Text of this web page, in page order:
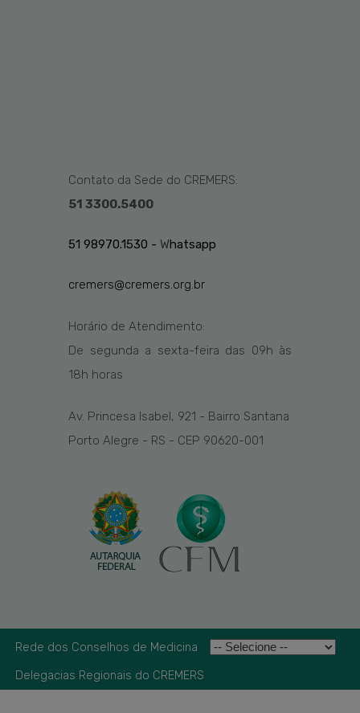
Contato da Sede do CREMERS:
51 3300.5400
51 98970.1530 - Whatsapp
cremers@cremers.org.br
Horário de Atendimento:
De segunda a sexta-feira das 09h às
18h horas
Av. Princesa Isabel, 921 - Bairro Santana
Porto Alegre - RS - CEP 90620-001
Rede dos Conselhos de Medicina
Delegacias Regionais do CREMERS